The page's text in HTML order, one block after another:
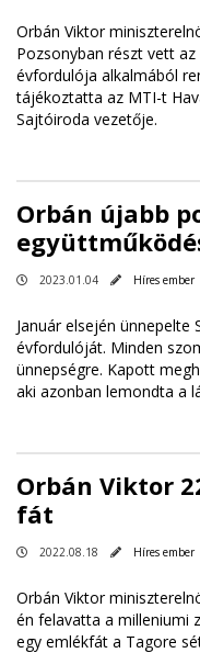
Orbán Viktor
Pozsonyban részt vett
évfordulója alkalmából
tájékoztatta az MTI-t
Sajtóiroda vezetője.
Orbán újabb
2023.01.04 Híres ember
Január elsején ünnepelte
évfordulóját. Minden
ünnepségre. Kapott
aki azonban lemondta a
Orbán Viktor
fát
2022.08.18 Híres ember
Orbán Viktor
én felavatta a milleniumi
egy emlékfát a Tagore